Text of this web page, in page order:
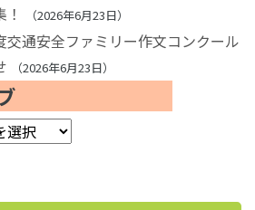
2026年6月23日
交通安全ファミリー作文コンクール
2026年6月23日